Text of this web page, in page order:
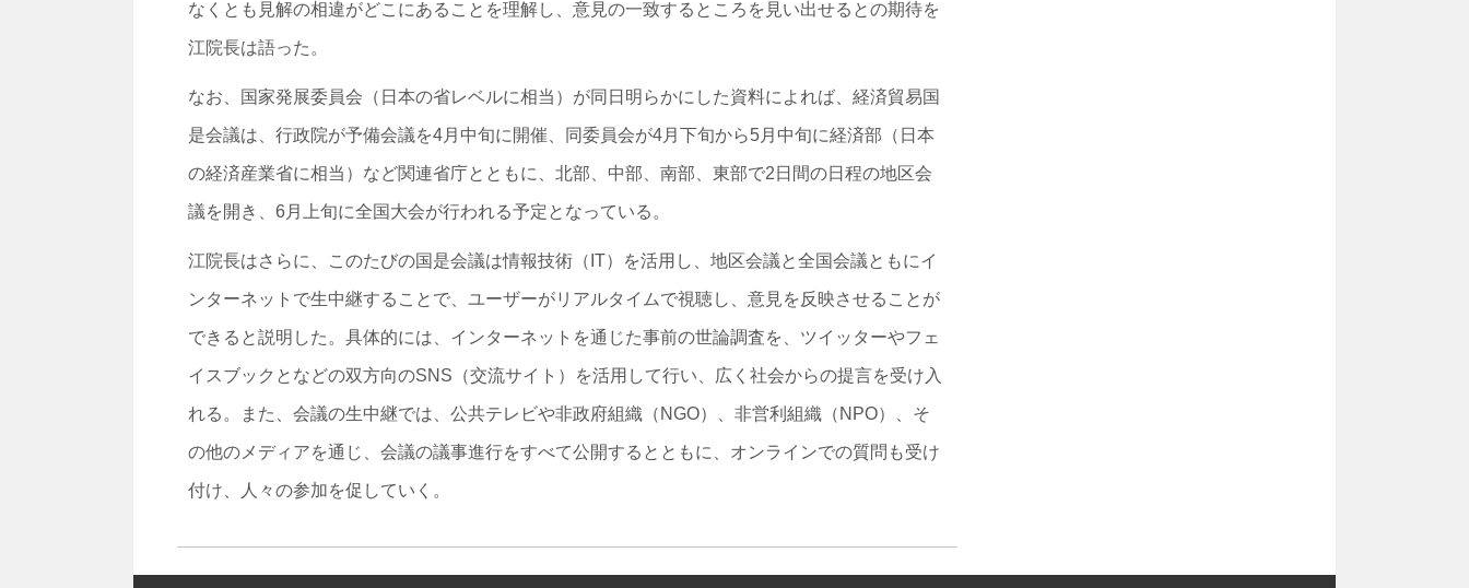
なくとも見解の相違がどこにあることを理解し、意見の一致するところを見い出せるとの期待を
江院長は語った。
なお、国家発展委員会（日本の省レベルに相当）が同日明らかにした資料によれば、経済貿易国
是会議は、行政院が予備会議を4月中旬に開催、同委員会が4月下旬から5月中旬に経済部（日本
の経済産業省に相当）など関連省庁とともに、北部、中部、南部、東部で2日間の日程の地区会
議を開き、6月上旬に全国大会が行われる予定となっている。
江院長はさらに、このたびの国是会議は情報技術（IT）を活用し、地区会議と全国会議ともにイ
ンターネットで生中継することで、ユーザーがリアルタイムで視聴し、意見を反映させることが
できると説明した。具体的には、インターネットを通じた事前の世論調査を、ツイッターやフェ
イスブックとなどの双方向のSNS（交流サイト）を活用して行い、広く社会からの提言を受け入
れる。また、会議の生中継では、公共テレビや非政府組織（NGO）、非営利組織（NPO）、そ
の他のメディアを通じ、会議の議事進行をすべて公開するとともに、オンラインでの質問も受け
付け、人々の参加を促していく。